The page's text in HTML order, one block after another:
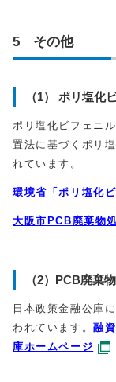
5 その他
（1） ポリ塩化
ポリ塩化ビフェニ
置法に基づくポリ
れています。
環境省「ポリ塩化
大阪市PCB廃棄物
（2）PCB廃棄
日本政策金融公庫
われています。融
庫ホームページ